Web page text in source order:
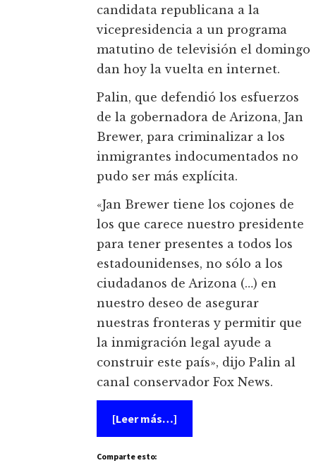
candidata republicana a la
vicepresidencia a un programa
matutino de televisión el domingo
dan hoy la vuelta en internet.
Palin, que defendió los esfuerzos
de la gobernadora de Arizona, Jan
Brewer, para criminalizar a los
inmigrantes indocumentados no
pudo ser más explícita.
«Jan Brewer tiene los cojones de
los que carece nuestro presidente
para tener presentes a todos los
estadounidenses, no sólo a los
ciudadanos de Arizona (…) en
nuestro deseo de asegurar
nuestras fronteras y permitir que
la inmigración legal ayude a
construir este país», dijo Palin al
canal conservador Fox News.
[Leer más…]
Palin
Comparte esto: